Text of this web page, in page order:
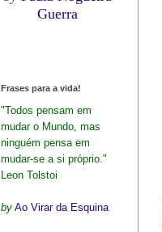
Guerra
Frases para a vida!
"Todos pensam em
mudar o Mundo, mas
ninguém pensa em
mudar-se a si próprio."
Leon Tolstoi
by Ao Virar da Esquina